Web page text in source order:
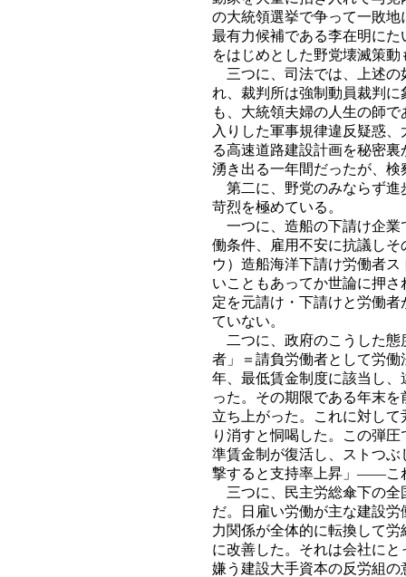
の大統領選挙で争って一敗
最有力候補である李在明に
をはじめとした野党壊滅策動
三つに、司法では、上述の
れ、裁判所は強制動員裁判
も、大統領夫婦の人生の師
入りした軍事規律違反疑惑
る高速道路建設計画を秘密
湧き出る一年間だったが、
第二に、野党のみならず進
苛烈を極めている。
一つに、造船の下請け企業
働条件、雇用不安に抗議し
ウ）造船海洋下請け労働者
いこともあってか世論に押
定を元請け・下請けと労働
ていない。
二つに、政府のこうした態
者」＝請負労働者として労
年、最低賃金制度に該当し
った。その期限である年末
立ち上がった。これに対し
り消すと恫喝した。この弾
準賃金制が復活し、ストつ
撃すると支持率上昇」――こ
三つに、民主労総傘下の全
だ。日雇い労働が主な建設
力関係が全体的に転換して
に改善した。それは会社に
嫌う建設大手資本の反労組